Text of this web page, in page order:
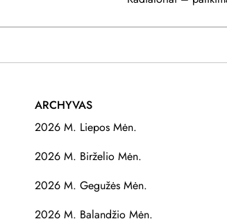
ARCHYVAS
2026 M. Liepos Mėn.
2026 M. Birželio Mėn.
2026 M. Gegužės Mėn.
2026 M. Balandžio Mėn.